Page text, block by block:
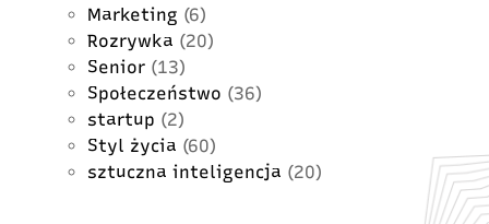
Marketing (6)
Rozrywka (20)
Senior (13)
Społeczeństwo (36)
startup (2)
Styl życia (60)
sztuczna inteligencja (20)